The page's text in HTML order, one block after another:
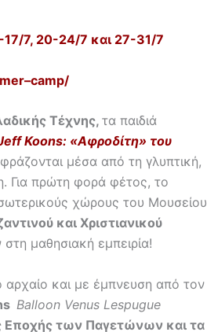
7, 20-24/7 και 27-31/7
–camp/
Τέχνης, τα παιδιά
Koons: «Αφροδίτη» του
μέσα από τη γλυπτική,
Για πρώτη φορά φέτος, το
χώρους του Μουσείου
και Χριστιανικού
μαθησιακή εμπειρία!
και με έμπνευση από τον
Balloon Venus Lespugue
Εποχής των Παγετώνων και τα